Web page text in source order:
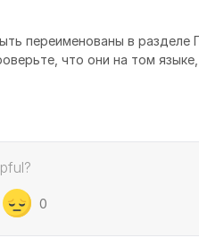
переименованы в разделе
что они на том
0